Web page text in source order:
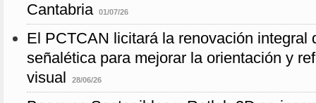
Cantabria
01/07/26
El PCTCAN licitará la renovación integral
señalética para mejorar la orientación y
visual
28/06/26